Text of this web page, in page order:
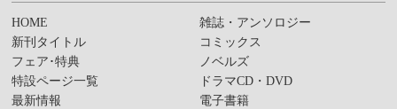
HOME
新刊タイトル
フェア･特典
特設ページ一覧
最新情報
雑誌・アンソロジー
コミックス
ノベルズ
ドラマCD・DVD
電子書籍